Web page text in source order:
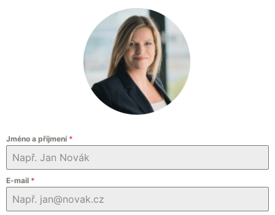
Jméno a příjmení *
E-mail *